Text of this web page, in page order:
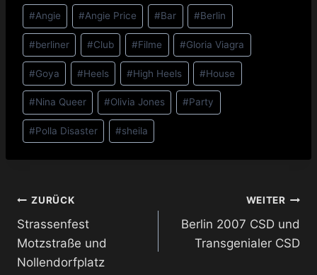
Schlagworte:
#Angie #Angie Price #Bar #Berlin
#berliner #Club #Filme #Gloria Viagra
#Goya #Heels #High Heels #House
#Nina Queer #Olivia Jones #Party
#Polla Disaster #sheila
Beitragsnavigation
ZURÜCK
Strassenfest
Motzstraße und
Nollendorfplatz
WEITER
Berlin 2007 CSD und
Transgenialer CSD